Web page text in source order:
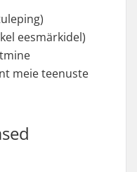
eesmärkidel)
meie teenuste